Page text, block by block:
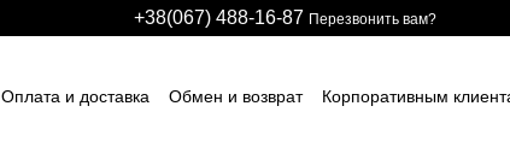
+38(067) 488-16-87 Перезвонить вам?
Оплата и доставка Обмен и возврат Корпоративным